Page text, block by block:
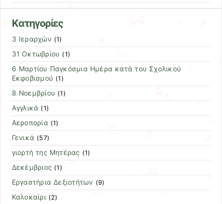
Kατηγορίες
3 Ιεραρχών(1)
31 Οκτωβρίου (1)
6 Μαρτίου Παγκόσμια Ημέρα κατά του Σχολικού
Εκφοβισμού (1)
8 Νοεμβρίου (1)
Αγγλικά (1)
Αεροπορία (1)
Γενικά (57)
γιορτή της Μητέρας (1)
Δεκέμβριος (1)
Εργαστήρια Δεξιοτήτων (9)
Καλοκαίρι(2)